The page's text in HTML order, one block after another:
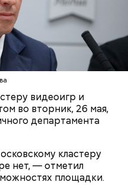
видеоигр и
во вторник, 26 мая,
департамента
кластеру
нет, — отметил
площадки.